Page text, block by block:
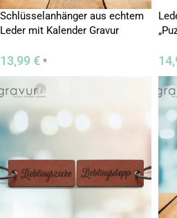
Schlüsselanhänger aus echtem
Leder mit Kalender Gravur
13,99 € *